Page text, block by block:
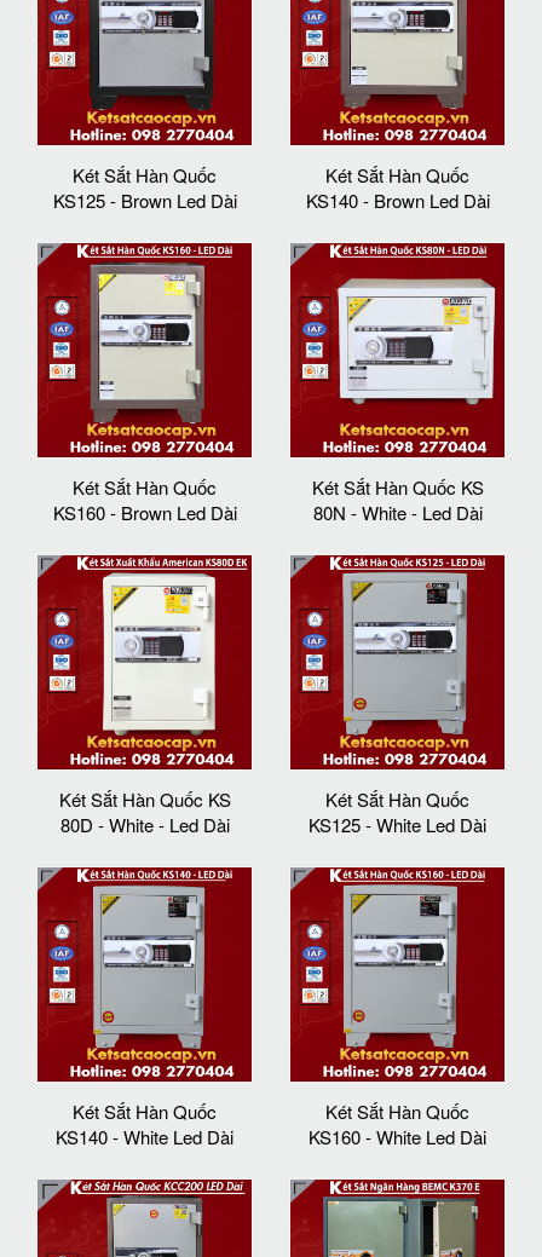
Két Sắt Hàn Quốc
KS125 - Brown Led Dài
Két Sắt Hàn Quốc
KS140 - Brown Led Dài
Két Sắt Hàn Quốc
KS160 - Brown Led Dài
Két Sắt Hàn Quốc KS
80N - White - Led Dài
Két Sắt Hàn Quốc KS
80D - White - Led Dài
Két Sắt Hàn Quốc
KS125 - White Led Dài
Két Sắt Hàn Quốc
KS140 - White Led Dài
Két Sắt Hàn Quốc
KS160 - White Led Dài